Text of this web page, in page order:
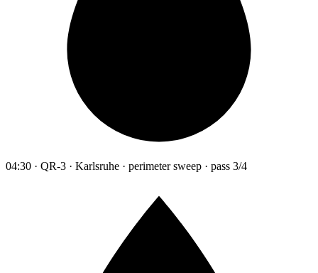
04:30 · QR-3 · Karlsruhe · perimeter sweep · pass 3/4